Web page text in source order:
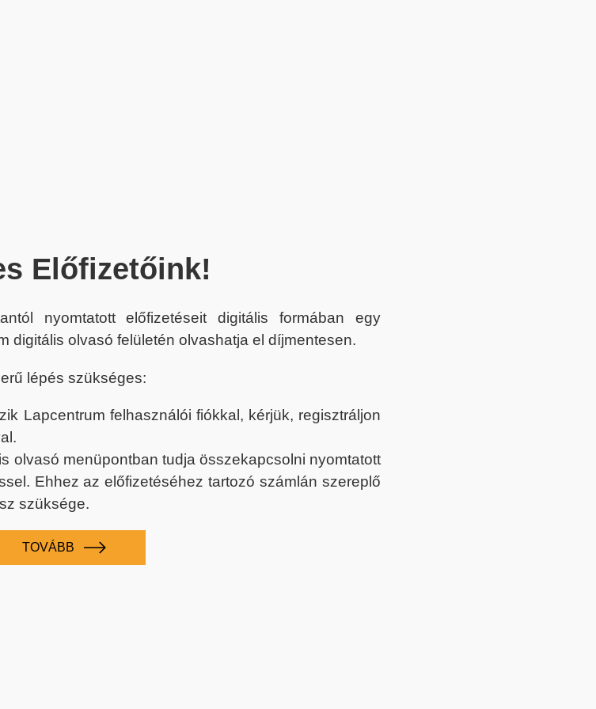
Előfizetőink!
nyomtatott előfizetéseit digitális formában egy
digitális olvasó felületén olvashatja el díjmentesen.
lépés szükséges:
Lapcentrum felhasználói fiókkal, kérjük, regisztráljon
olvasó menüpontban tudja összekapcsolni nyomtatott
Ehhez az előfizetéséhez tartozó számlán szereplő
szüksége.
TOVÁBB